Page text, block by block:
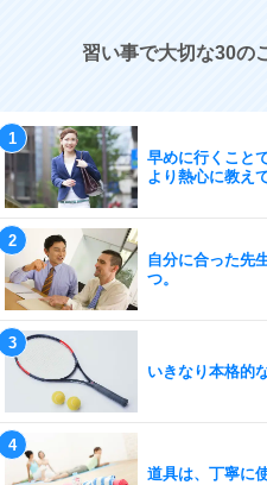
習い事で大切な30の
早めに行くこと
より熱心に教え
自分に合った先
つ。
いきなり本格的
道具は、丁寧に